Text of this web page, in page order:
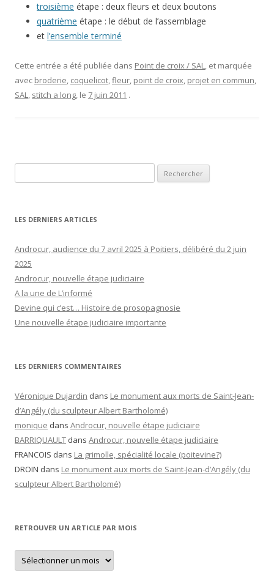
troisième étape : deux fleurs et deux boutons
quatrième étape : le début de l’assemblage
et l’ensemble terminé
Cette entrée a été publiée dans Point de croix / SAL, et marquée
avec broderie, coquelicot,fleur, point de croix, projet en commun,
SAL, stitch a long, le 7 juin 2011 .
LES DERNIERS ARTICLES
Androcur, audience du 7 avril 2025 à Poitiers, délibéré du 2 juin
2025
Androcur, nouvelle étape judiciaire
A la une de L’informé
Devine qui c’est… Histoire de prosopagnosie
Une nouvelle étape judiciaire importante
LES DERNIERS COMMENTAIRES
Véronique Dujardin dans Le monument aux morts de Saint-Jean-
d’Angély (du sculpteur Albert Bartholomé)
monique dans Androcur, nouvelle étape judiciaire
BARRIQUAULT dans Androcur, nouvelle étape judiciaire
FRANCOIS dans La grimolle, spécialité locale (poitevine?)
DROIN dans Le monument aux morts de Saint-Jean-d’Angély (du
sculpteur Albert Bartholomé)
RETROUVER UN ARTICLE PAR MOIS
Retrouver
un
article